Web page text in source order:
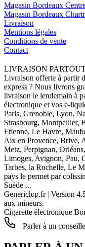
Magasin Bordeaux
Magasin Bordeaux
Livraison
Mentions légales
Conditions de vente
Contact
LIVRAISON
Livraison offerte à partir
express ? Nous livrons
livraison le lendemain à
électronique et vos e-
Paris, Grenoble, Lyon,
Strasbourg, Montpellier,
Etienne, Le Havre,
Aix en Provence, Brive,
Metz, Perpignan,
Limoges, Avignon, Pau,
Tarbes, la Rochelle, Le
pays le permet par
Suède ...
Genericlop.fr| Version
aux mineurs.
Cigarette électronique
Parler à un